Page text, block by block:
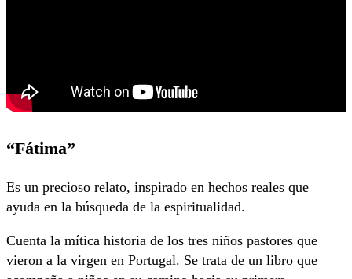
“Fátima”
Es un precioso relato, inspirado en hechos reales que
ayuda en la búsqueda de la espiritualidad.
Cuenta la mítica historia de los tres niños pastores que
vieron a la virgen en Portugal. Se trata de un libro que